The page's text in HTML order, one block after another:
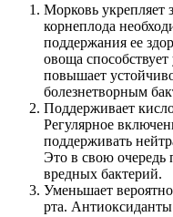
Морковь укрепляет
корнеплода
поддержания ее
овоща
повышает
болезнетворным
Поддерживает
Регулярное
поддерживать
Это в свою очередь
вредных бактерий.
Уменьшает
рта.